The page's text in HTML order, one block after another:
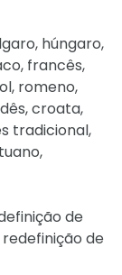
húngaro,
francês,
romeno,
croata,
tradicional,
de
de